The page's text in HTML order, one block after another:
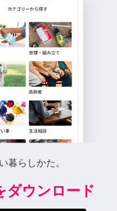
暮らしかた。
ダウンロード